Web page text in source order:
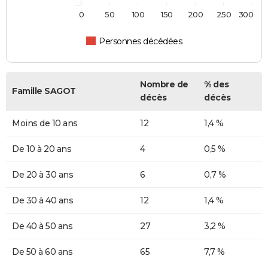
Personnes décédées
0 50 100 150 200 250 300
Famille SAGOT
Nombre de
décès
% des
décès
Moins de 10 ans 12 1,4 %
De 10 à 20 ans 4 0,5 %
De 20 à 30 ans 6 0,7 %
De 30 à 40 ans 12 1,4 %
De 40 à 50 ans 27 3,2 %
De 50 à 60 ans 65 7,7 %